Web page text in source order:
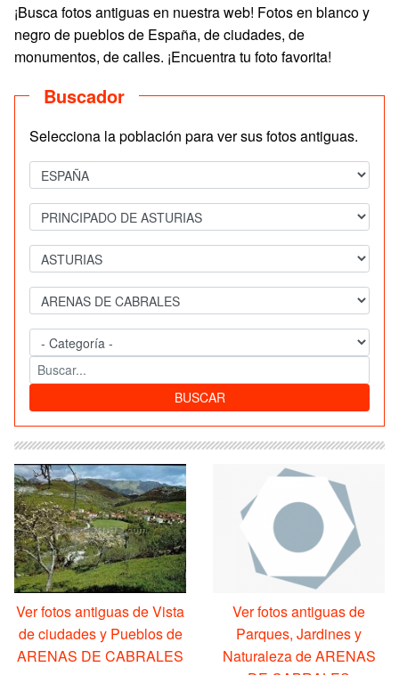
¡Busca fotos antiguas en nuestra web! Fotos en blanco y
negro de pueblos de España, de ciudades, de
monumentos, de calles. ¡Encuentra tu foto favorita!
Buscador
Selecciona la población para ver sus fotos antiguas.
BUSCAR
Ver fotos antiguas de Vista
de ciudades y Pueblos de
ARENAS DE CABRALES
Ver fotos antiguas de
Parques, Jardines y
Naturaleza de ARENAS